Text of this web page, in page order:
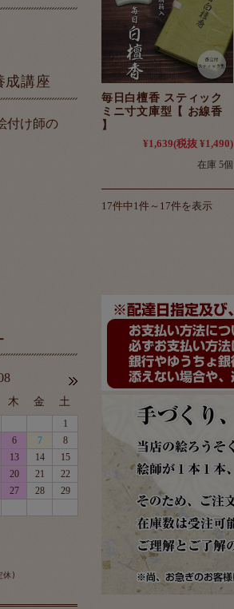
毎日白檀香 スティック
ミニ寸文庫型【 お線香
】
¥1,639(税抜 ¥1,490)
在庫 5個
17件中1件～17件を表示
成講座
付け師の
木 金 土
1
6 7
8
13 14
15
20 21
22
27 28
29
休)